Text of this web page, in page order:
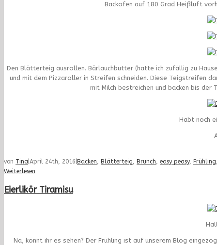
Backofen auf 180 Grad Heißluft
Den Blätterteig ausrollen. Bärlauchbutter (hatte ich zufällig zu
und mit dem Pizzaroller in Streifen schneiden. Diese Teigstreifen
mit Milch bestreichen und backen bis der
Habt noch
von Tina April 24th, 2016 Backen, Blätterteig, Brunch, easy peasy, Frühling
Weiterlesen
Eierlikör Tiramisu
Na, könnt ihr es sehen? Der Frühling ist auf unserem Blog